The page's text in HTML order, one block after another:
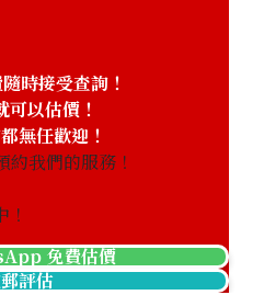
時接受查詢！
可以估價！
無任歡迎！
我們的服務！
免費估價
評估